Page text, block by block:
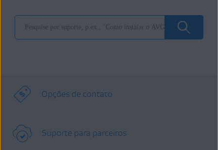
Opções de contato
Suporte para parceiros